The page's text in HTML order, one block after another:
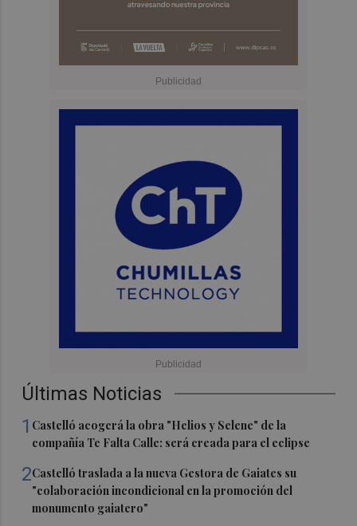
Últimas Noticias
1 Castelló acogerá la obra "Helios y Selene" de la
compañía Te Falta Calle: será creada para el eclipse
2Castelló traslada a la nueva Gestora de Gaiates su
"colaboración incondicional en la promoción del
monumento gaiatero"